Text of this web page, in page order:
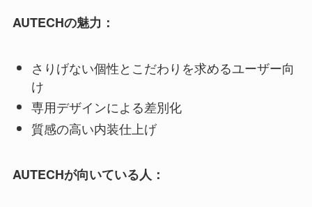
AUTECHの魅力：
さりげない個性とこだわりを求めるユーザー向
け
専用デザインによる差別化
質感の高い内装仕上げ
AUTECHが向いている人：